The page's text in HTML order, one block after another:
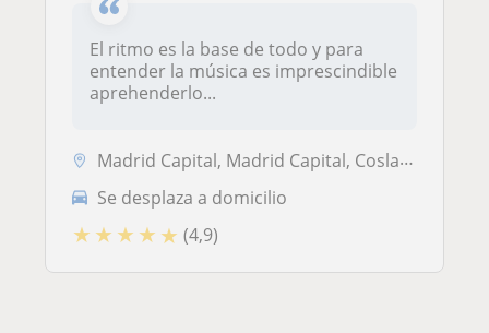
El ritmo es la base de todo y para
entender la música es imprescindible
aprehenderlo...
Madrid Capital, Madrid Capital, Coslada, Leganés, Pozuelo de Alarcón
Se desplaza a domicilio
★ ★ ★ ★ ★ (4,9)